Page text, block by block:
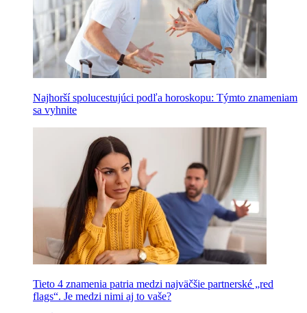
Najhorší spolucestujúci podľa horoskopu: Týmto znameniam
sa vyhnite
Tieto 4 znamenia patria medzi najväčšie partnerské „red
flags“. Je medzi nimi aj to vaše?